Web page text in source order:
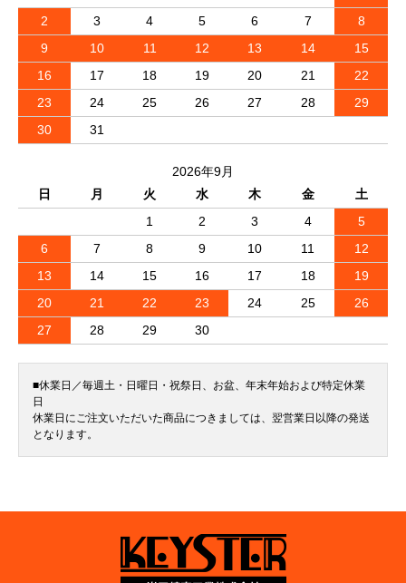
2
3 4 5 6 7
8
9
10 11 12 13 14
15
16
17 18 19 20 21
22
23
24 25 26 27 28
29
30
31
2026年9月
日
月 火 水 木 金
土
1
2 3 4
5
6
7 8 9 10 11
12
13
14 15 16 17 18
19
20
21 22 23 24 25
26
27
28 29 30
■休業日／毎週土・日曜日・祝祭日、お盆、年末年始および特定休業
日
休業日にご注文いただいた商品につきましては、翌営業日以降の発送
となります。